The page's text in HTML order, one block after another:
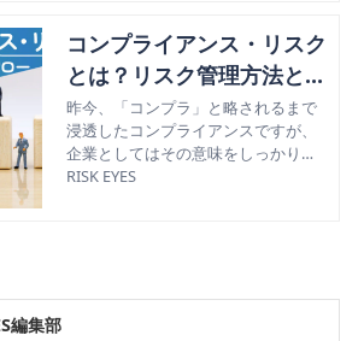
るような企業も、裏では反社会的勢
力と密接な関係だったり、社員の中
に紛れていたりもします。 そうした
企業と取引などがあると、上場審査
の際に引っかかって、それまでの準
備が水の泡になってしまうことがあ
ります。 そのため、IPO準備企業
コンプライアンス・リスク
とは？リスク管理方法とフ
ローを解説
昨今、「コンプラ」と略されるまで
浸透したコンプライアンスですが、
企業としてはその意味をしっかりと
把握しておかなくてはなりません。
RISK EYES
編集部